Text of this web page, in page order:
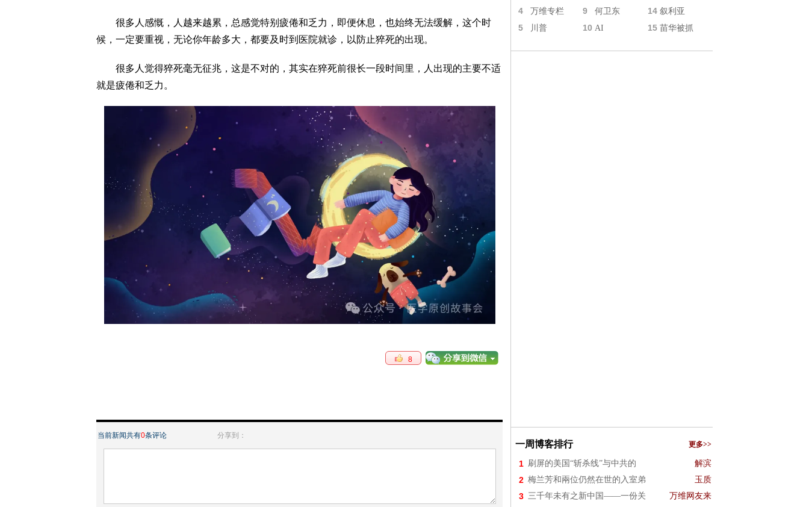
很多人感慨，人越来越累，总感觉特别疲倦和乏力，即便休息，也始终无法缓解，这个时
候，一定要重视，无论你年龄多大，都要及时到医院就诊，以防止猝死的出现。
很多人觉得猝死毫无征兆，这是不对的，其实在猝死前很长一段时间里，人出现的主要不适
就是疲倦和乏力。
8
当前新闻共有0条评论 分享到：
4 万维专栏 9 何卫东 14 叙利亚
5 川普 10 AI 15 苗华被抓
一周博客排行 更多>>
1 刷屏的美国“斩杀线”与中共的 解滨
2 梅兰芳和兩位仍然在世的入室弟 玉质
3 三千年未有之新中国——一份关 万维网友来